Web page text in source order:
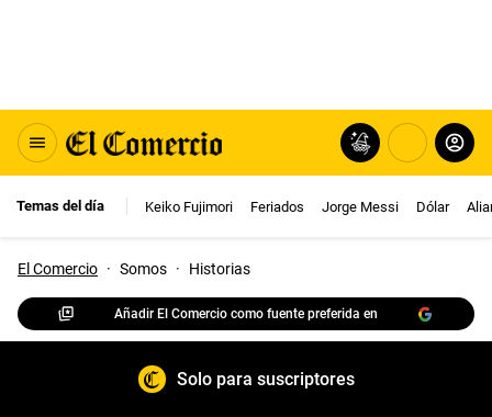
Temas del día Keiko Fujimori Feriados Jorge Messi Dólar
El Comercio · Somos · Historias
Añadir El Comercio como fuente preferida en
Solo para suscriptores